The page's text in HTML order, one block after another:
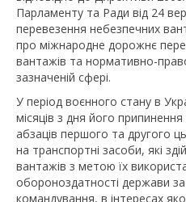
Парламенту та Ради від 24
перевезення небезпечних
про міжнародне дорожнє
вантажів та нормативно-
зазначеній сфері.
У період воєнного стану в
місяців з дня його
абзаців першого та другого
на транспортні засоби, які
вантажів з метою їх
обороноздатності держави
командування, в інтересах